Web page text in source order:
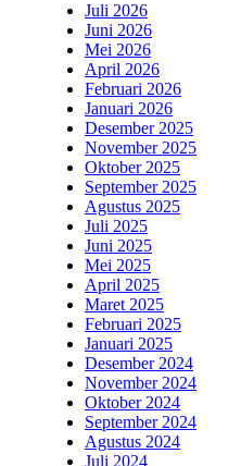
Juli 2026
Juni 2026
Mei 2026
April 2026
Februari 2026
Januari 2026
Desember 2025
November 2025
Oktober 2025
September 2025
Agustus 2025
Juli 2025
Juni 2025
Mei 2025
April 2025
Maret 2025
Februari 2025
Januari 2025
Desember 2024
November 2024
Oktober 2024
September 2024
Agustus 2024
Juli 2024